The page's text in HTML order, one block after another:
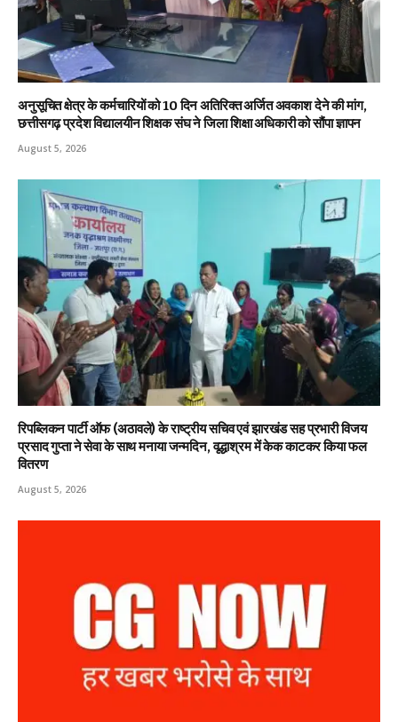
अनुसूचित क्षेत्र के कर्मचारियों को 10 दिन अतिरिक्त अर्जित अवकाश देने की मांग,
छत्तीसगढ़ प्रदेश विद्यालयीन शिक्षक संघ ने जिला शिक्षा अधिकारी को सौंपा ज्ञापन
August 5, 2026
रिपब्लिकन पार्टी ऑफ (अठावले) के राष्ट्रीय सचिव एवं झारखंड सह प्रभारी विजय
प्रसाद गुप्ता ने सेवा के साथ मनाया जन्मदिन, वृद्धाश्रम में केक काटकर किया फल
वितरण
August 5, 2026